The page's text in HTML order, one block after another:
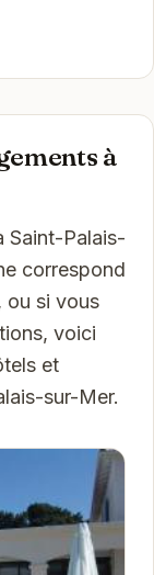
à
Saint-Palais-
correspond
ou si vous
voici
et
sur-Mer.